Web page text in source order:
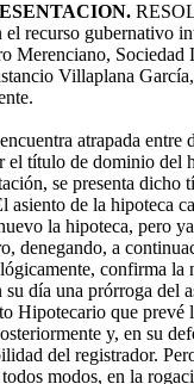
recurso gubernativo
Merenciano,
Villaplana
atrapada entre
el título de dominio del
se presenta
de la hipoteca
la hipoteca, pero
denegando, a
confirma la
día una prórroga del
Hipotecario que prevé
y, en su
del registrador.
modos, en la